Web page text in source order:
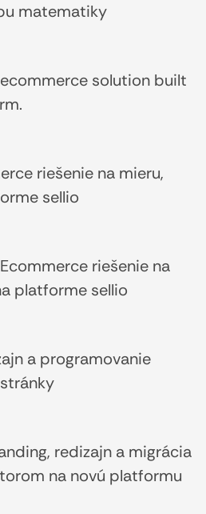
matematiky
solution built
riešenie na mieru,
sellio
Ecommerce riešenie na
platforme sellio
a programovanie
redizajn a migrácia
na novú platformu